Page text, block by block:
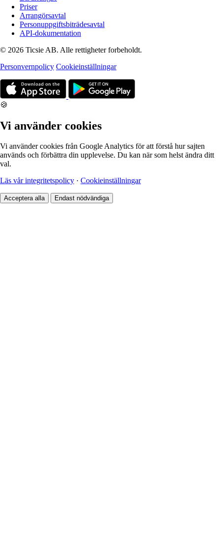
Priser
Arrangörsavtal
Personuppgiftsbiträdesavtal
API-dokumentation
© 2026 Ticsie AB. Alle rettigheter forbeholdt.
Personvernpolicy Cookieinställningar
🍪
Vi använder cookies
Vi använder cookies från Google Analytics för att förstå hur sajten
används och förbättra din upplevelse. Du kan när som helst ändra ditt
val.
Läs vår integritetspolicy · Cookieinställningar
Acceptera alla Endast nödvändiga